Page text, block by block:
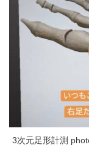
3次元足形計測